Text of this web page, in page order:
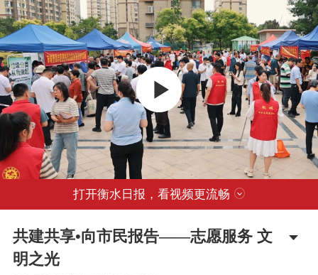
打开衡水日报，看视频更流畅
共建共享•向市民报告——志愿服务 文
明之光